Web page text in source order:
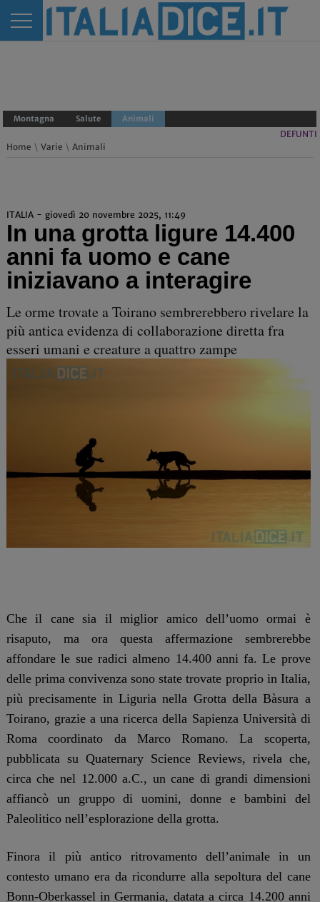
Montagna Salute Animali
DEFUNTI
Home \ Varie \ Animali
ITALIA - giovedì 20 novembre 2025, 11:49
In una grotta ligure 14.400
anni fa uomo e cane
iniziavano a interagire
Le orme trovate a Toirano sembrerebbero rivelare la
più antica evidenza di collaborazione diretta fra
esseri umani e creature a quattro zampe
Che il cane sia il miglior amico dell’uomo ormai è
risaputo, ma ora questa affermazione sembrerebbe
affondare le sue radici almeno 14.400 anni fa. Le prove
delle prima convivenza sono state trovate proprio in Italia,
più precisamente in Liguria nella Grotta della Bàsura a
Toirano, grazie a una ricerca della Sapienza Università di
Roma coordinato da Marco Romano. La scoperta,
pubblicata su Quaternary Science Reviews, rivela che,
circa che nel 12.000 a.C., un cane di grandi dimensioni
affiancò un gruppo di uomini, donne e bambini del
Paleolitico nell’esplorazione della grotta.
Finora il più antico ritrovamento dell’animale in un
contesto umano era da ricondurre alla sepoltura del cane
Bonn-Oberkassel in Germania, datata a circa 14.200 anni